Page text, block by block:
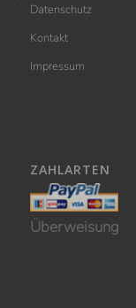
Datenschutz
Kontakt
Impressum
ZAHLARTEN
Überweisung